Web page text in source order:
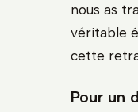
nous as
véritable
cette
Pour un